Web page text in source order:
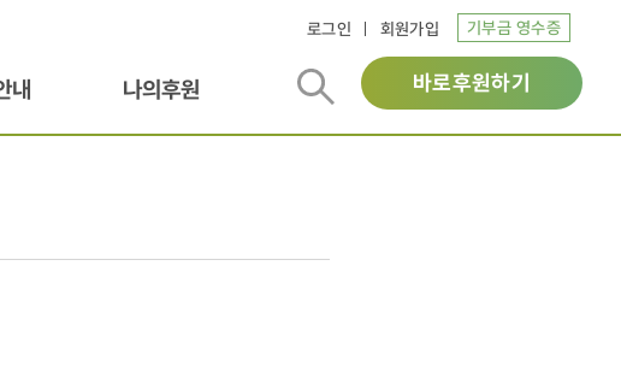
로그인 회원가입 기부금 영수증
내 나의후원 바로후원하기